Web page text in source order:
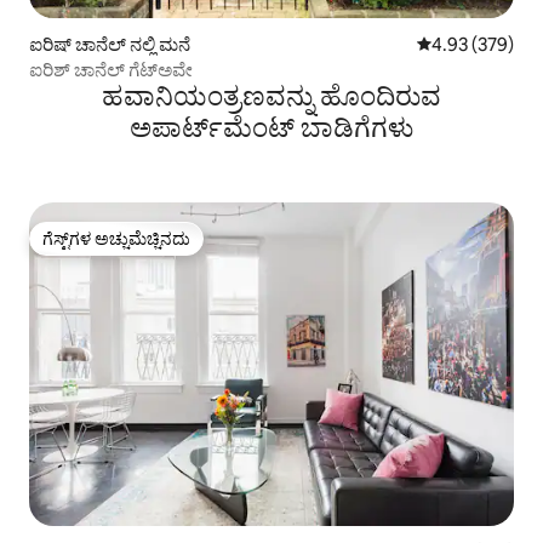
ಐರಿಷ್ ಚಾನೆಲ್ ನಲ್ಲಿ ಮನೆ 5 ರಲ್ಲಿ 4.93
4.93 (379)
ಐರಿಶ್ ಚಾನೆಲ್ ಗೆಟ್‌ಅವೇ
ಹವಾನಿಯಂತ್ರಣವನ್ನು ಹೊಂದಿರುವ
ಅಪಾರ್ಟ್‌ಮೆಂಟ್‌ ಬಾಡಿಗೆಗಳು
ಗೆಸ್ಟ್‌ಗಳ ಅಚ್ಚುಮೆಚ್ಚಿನದು
ಗೆಸ್ಟ್‌ಗಳ ಅಚ್ಚುಮೆಚ್ಚಿನದು